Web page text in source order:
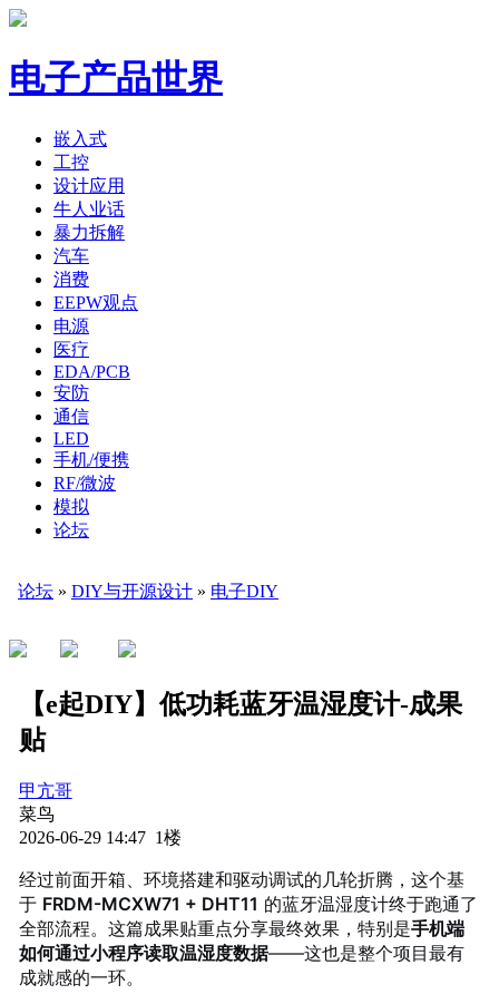
电子产品世界
嵌入式
工控
设计应用
牛人业话
暴力拆解
汽车
消费
EEPW观点
电源
医疗
EDA/PCB
安防
通信
LED
手机/便携
RF/微波
模拟
论坛
论坛 » DIY与开源设计 » 电子DIY
【e起DIY】低功耗蓝牙温湿度计-成果
贴
甲亢哥
菜鸟
2026-06-29 14:47 1楼
经过前面开箱、环境搭建和驱动调试的几轮折腾，这个基
于 FRDM-MCXW71 + DHT11 的蓝牙温湿度计终于跑通了
全部流程。这篇成果贴重点分享最终效果，特别是手机端
如何通过小程序读取温湿度数据——这也是整个项目最有
成就感的一环。